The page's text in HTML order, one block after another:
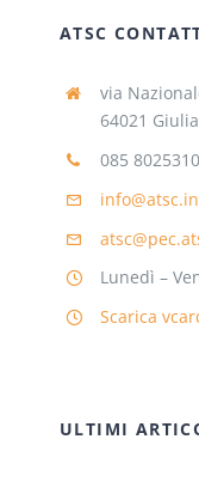
ATSC
via
64021
085 8025310
Lunedì –
Scarica
ULTIMI